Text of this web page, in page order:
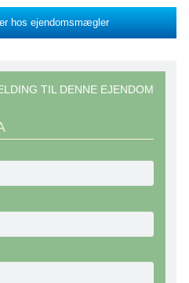
hos ejendomsmægler
TIL DENNE EJENDOM